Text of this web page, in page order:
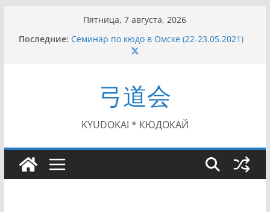
содержимому
Пятница, 7 августа, 2026
Последние: Семинар по кюдо в Омске (22-23.05.2021)
Чемпионат Росcии, Дёмино (2-5.09.2021)
II Кубок Посла Японии в России по Кюдо,
Орёл (25.07.2021)
I этап Кубка Московской области по Кюдо /
Сейдокан II (27.06.2021)
弓道会
KYUDOKAI * КЮДОКАЙ